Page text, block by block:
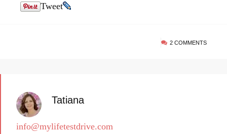
Tweet
2 COMMENTS
Tatiana
info@mylifetestdrive.com